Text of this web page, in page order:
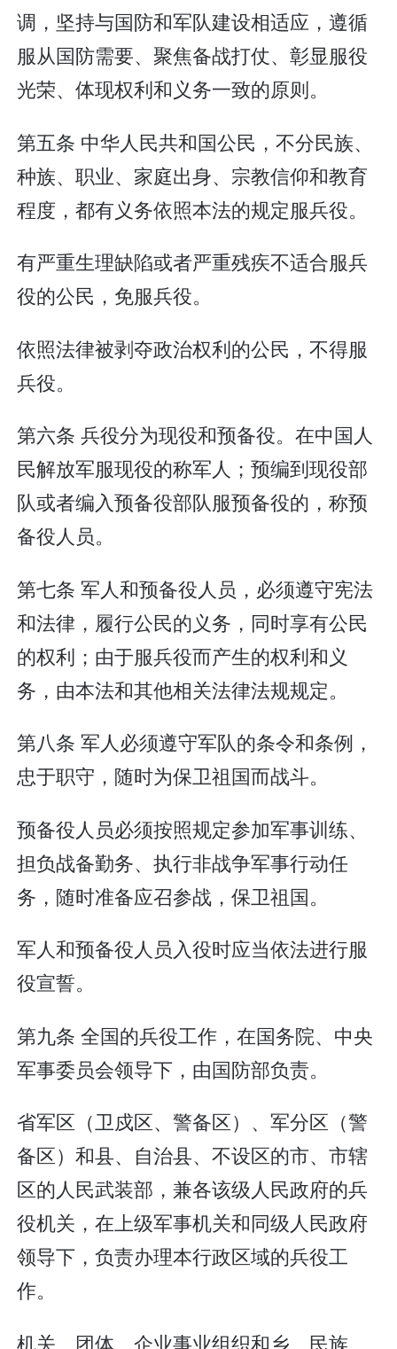
调，坚持与国防和军队建设相适应，遵循
服从国防需要、聚焦备战打仗、彰显服役
光荣、体现权利和义务一致的原则。
第五条 中华人民共和国公民，不分民族、
种族、职业、家庭出身、宗教信仰和教育
程度，都有义务依照本法的规定服兵役。
有严重生理缺陷或者严重残疾不适合服兵
役的公民，免服兵役。
依照法律被剥夺政治权利的公民，不得服
兵役。
第六条 兵役分为现役和预备役。在中国人
民解放军服现役的称军人；预编到现役部
队或者编入预备役部队服预备役的，称预
备役人员。
第七条 军人和预备役人员，必须遵守宪法
和法律，履行公民的义务，同时享有公民
的权利；由于服兵役而产生的权利和义
务，由本法和其他相关法律法规规定。
第八条 军人必须遵守军队的条令和条例，
忠于职守，随时为保卫祖国而战斗。
预备役人员必须按照规定参加军事训练、
担负战备勤务、执行非战争军事行动任
务，随时准备应召参战，保卫祖国。
军人和预备役人员入役时应当依法进行服
役宣誓。
第九条 全国的兵役工作，在国务院、中央
军事委员会领导下，由国防部负责。
省军区（卫戍区、警备区）、军分区（警
备区）和县、自治县、不设区的市、市辖
区的人民武装部，兼各该级人民政府的兵
役机关，在上级军事机关和同级人民政府
领导下，负责办理本行政区域的兵役工
作。
机关、团体、企业事业组织和乡、民族